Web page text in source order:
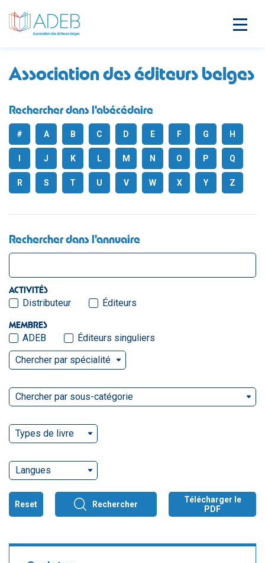
Association des éditeurs belges
Rechercher dans l'abécédaire
# A B C D E F G H
J K L M N O P Q
R S T U V W X Y Z
Rechercher dans l'annuaire
ACTIVITÉS
Distributeur Éditeurs
MEMBRES
ADEB
Éditeurs singuliers
Chercher par spécialité
Chercher par sous-catégorie
Types de livre
Langues
Reset Rechercher
Télécharger le
PDF